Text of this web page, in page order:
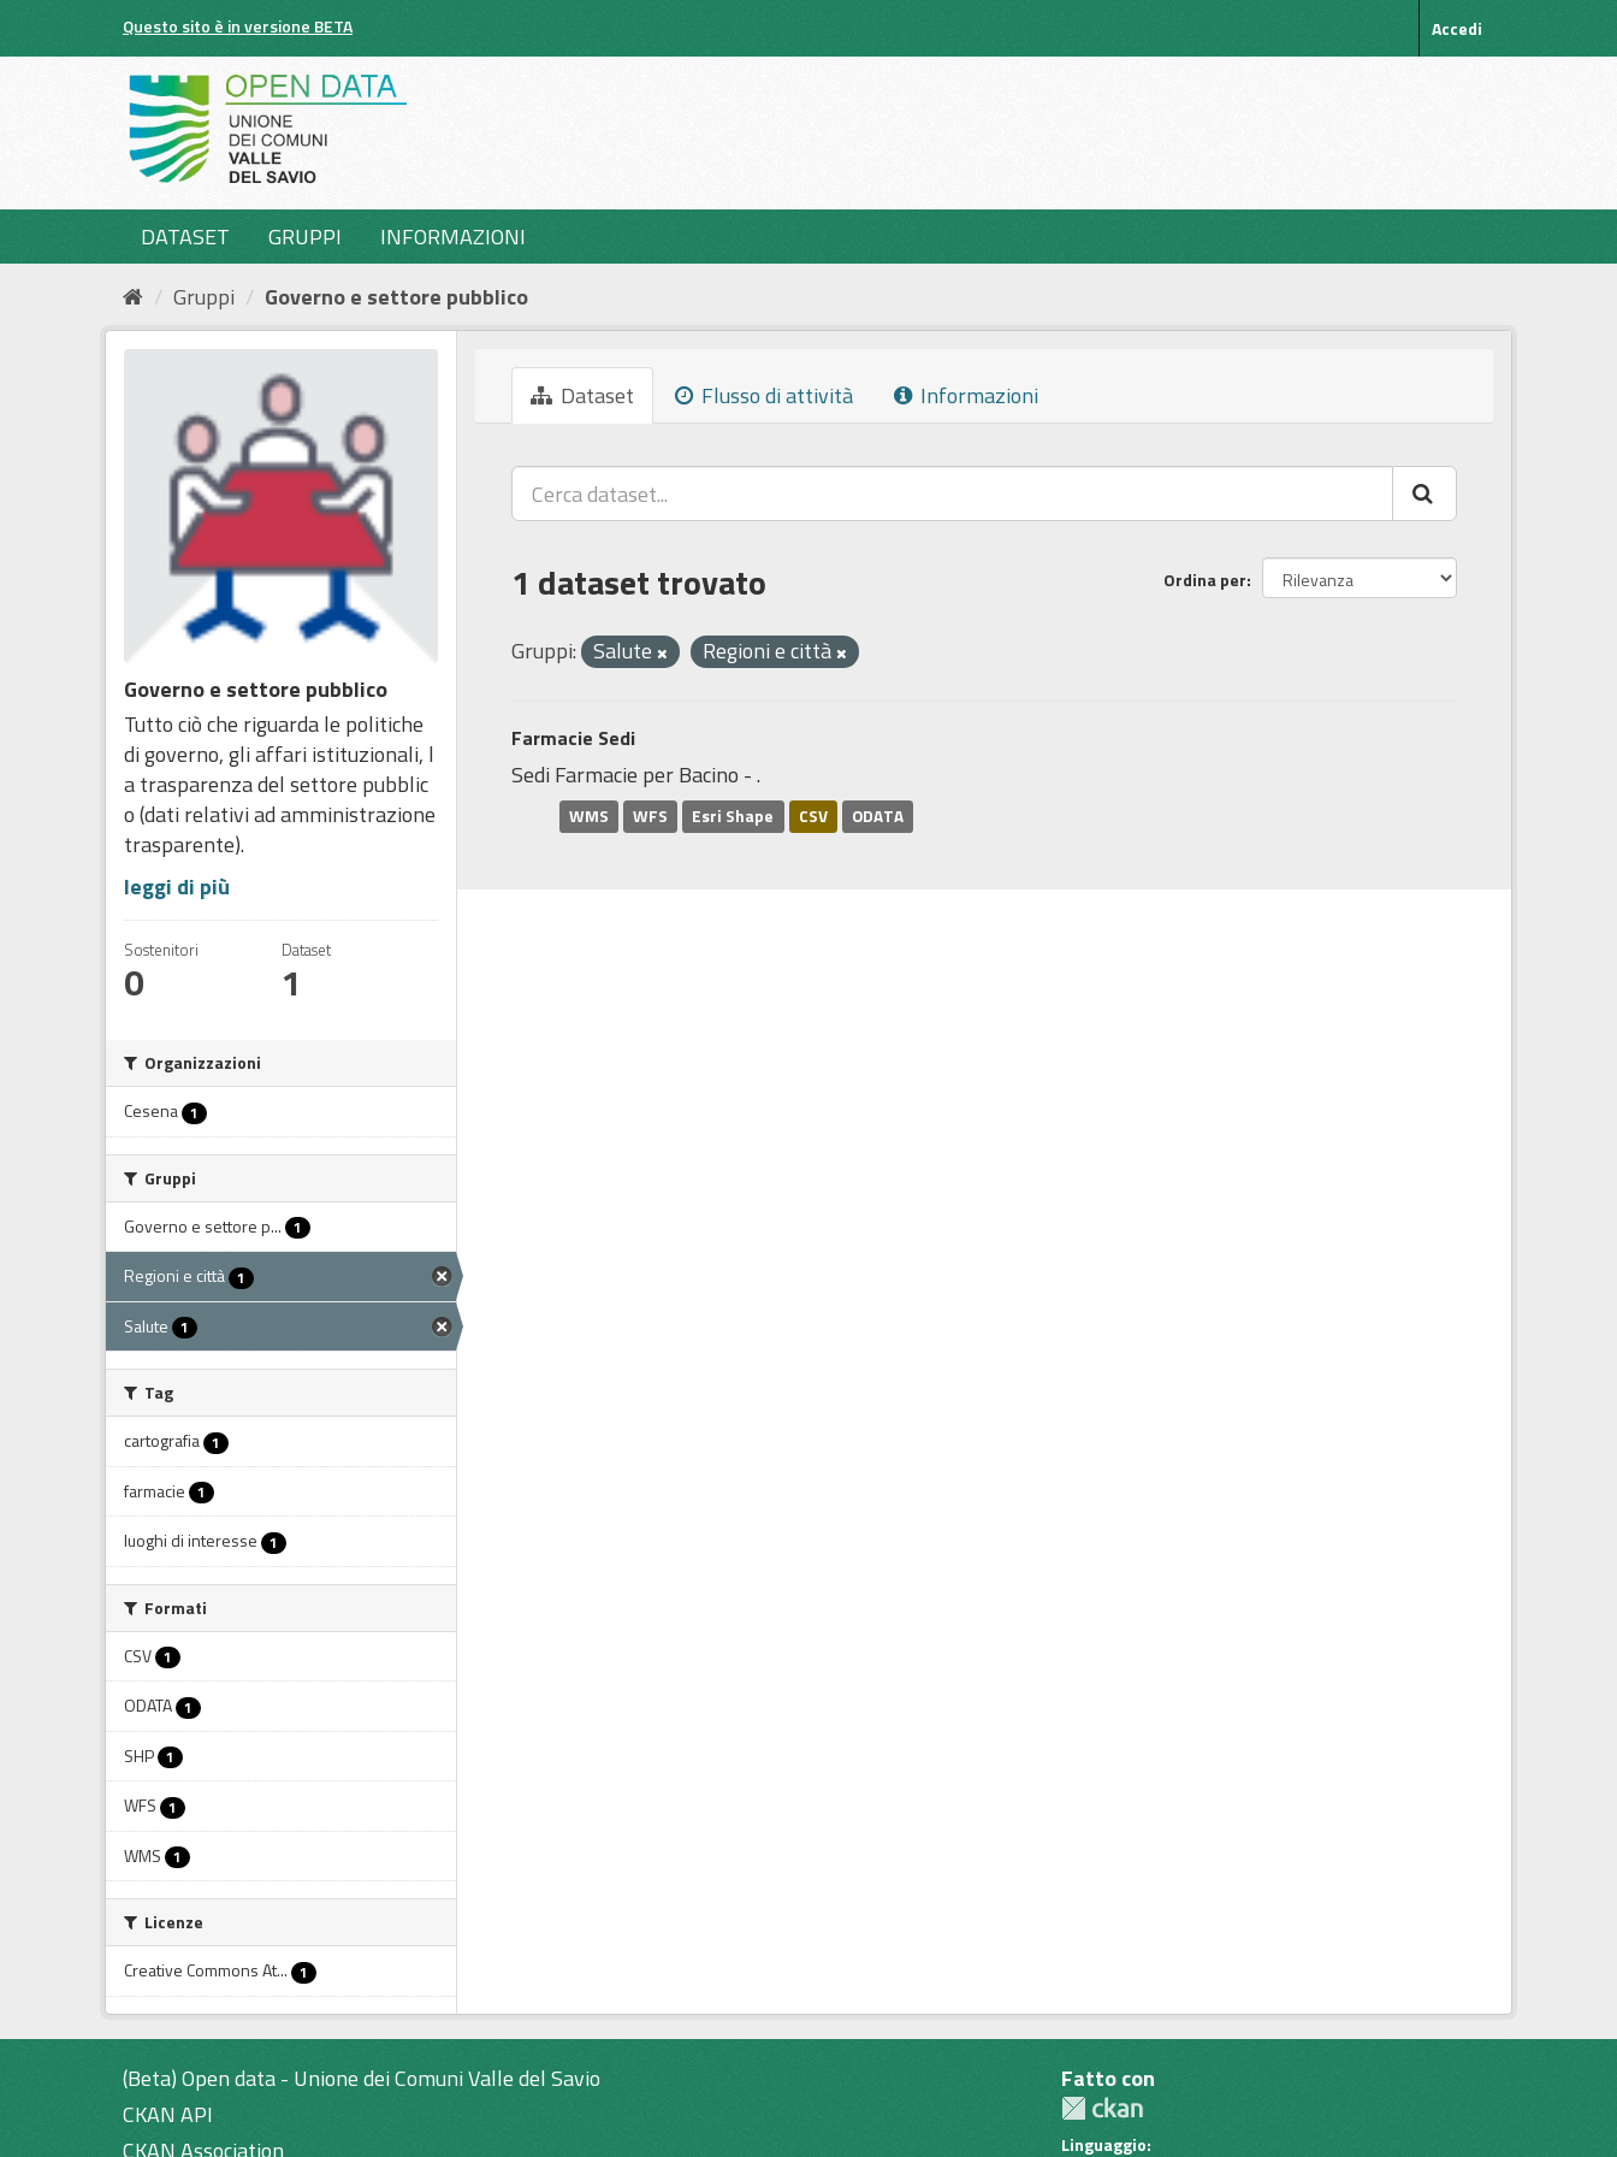
Questo sito è in versione BETA Accedi
DATASET GRUPPI
INFORMAZIONI
Gruppi
Governo e settore pubblico
Governo e settore pubblico
Tutto ciò che riguarda le politiche
di governo, gli affari istituzionali, l
a trasparenza del settore pubblic
o (dati relativi ad amministrazione
trasparente).
leggi di più
Sostenitori
0
Dataset
1
Organizzazioni
Cesena 1
Gruppi
Governo e settore p... 1
Regioni e città 1
Salute 1
Tag
cartografia 1
farmacie 1
luoghi di interesse 1
Formati
CSV 1
ODATA 1
SHP 1
WFS 1
WMS 1
Licenze
Creative Commons At... 1
Dataset Flusso di attività Informazioni
Ordina per
1 dataset trovato
Gruppi: Salute Regioni e città
Farmacie Sedi
Sedi Farmacie per Bacino - .
WMS WFS Esri Shape CSV ODATA
(Beta) Open data - Unione dei Comuni Valle del Savio
CKAN API
CKAN Association
Fatto con
Linguaggio